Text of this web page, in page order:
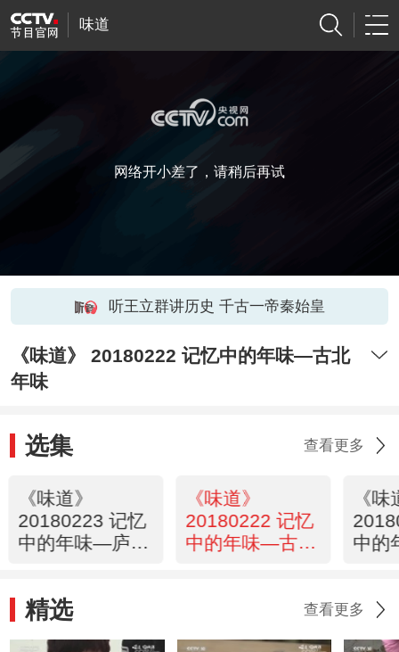
味道
网络开小差了，请稍后再试
听王立群讲历史 千古一帝秦始皇
《味道》 20180222 记忆中的年味—古北
年味
选集 查看更多
《味道》
20180223 记忆
中的年味—庐江
《味道》
20180222 记忆
中的年味—古北
《
中的
精选 查看更多